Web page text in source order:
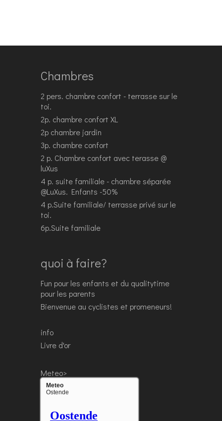
Chambres
2 pers. chambre confort - terrasse sur le
toi.
2p. chambre confort XL
2p chambre jardin
3p. chambre confort
2 p. Chambre confort avec terasse @
luXus
4 p. suite familiale - chambre séparée
@LuXus. Enfants -50%
4 p.Suite familiale/ terrasse privé sur le
toi.
6p.Suite familiale
quoi à faire?
Fun pour les enfants et du qualitytime
pour les parents
Bienvenue au cyclistes et promeneurs!
info
Livre d'or
Meteo>
Meteo
Ostende